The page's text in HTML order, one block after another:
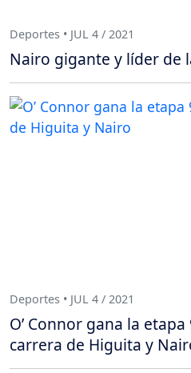
Deportes • JUL 4 / 2021
Nairo gigante y líder de
Deportes • JUL 4 / 2021
O’ Connor gana la
carrera de Higuita y